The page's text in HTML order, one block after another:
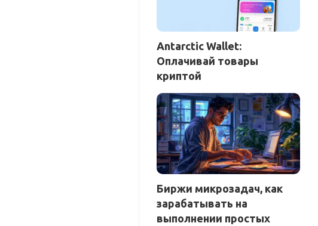
Antarctic Wallet:
Оплачивай товары
криптой
Биржи микрозадач, как
зарабатывать на
выполнении простых